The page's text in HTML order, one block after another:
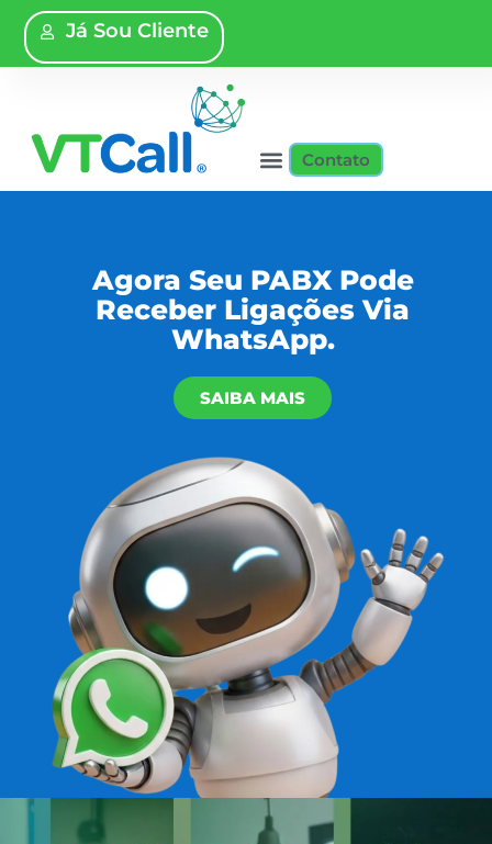
Já Sou Cliente
Contato
Agora Seu PABX Pode
Receber Ligações Via
WhatsApp.
SAIBA MAIS